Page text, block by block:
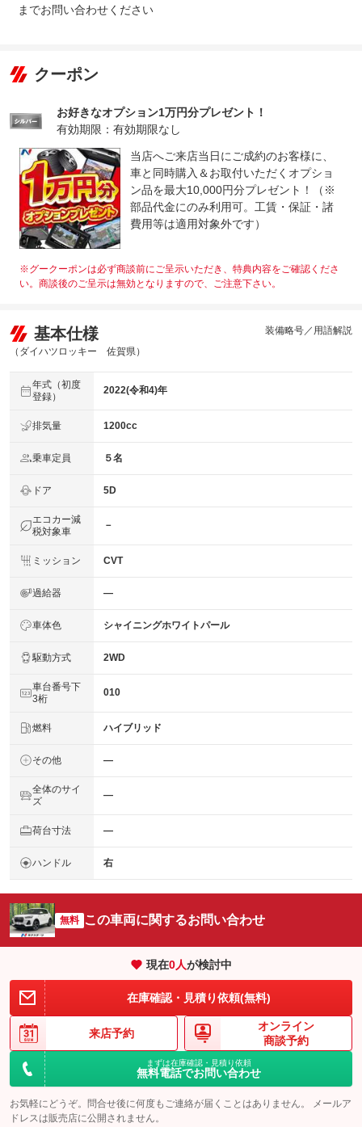
までお問い合わせください
クーポン
お好きなオプション1万円分プレゼント！
有効期限：有効期限なし
当店へご来店当日にご成約のお客様に、
車と同時購入＆お取付いただくオプショ
ン品を最大10,000円分プレゼント！（※
部品代金にのみ利用可。工賃・保証・諸
費用等は適用対象外です）
※グークーポンは必ず商談前にご呈示いただき、特典内容をご確認くださ
い。商談後のご呈示は無効となりますので、ご注意下さい。
基本仕様
（ダイハツロッキー 佐賀県）
装備略号／用語解説
年式（初度
登録）
2022(令和4)年
排気量 1200cc
乗車定員 ５名
ドア 5D
エコカー減
税対象車
－
ミッション CVT
過給器 ―
車体色 シャイニングホワイトパール
駆動方式 2WD
車台番号下
3桁
010
燃料 ハイブリッド
その他 ―
全体のサイ
ズ
―
荷台寸法 ―
ハンドル 右
無料 この車両に関するお問い合わせ
現在0人が検討中
在庫確認・見積り依頼(無料)
来店予約
オンライン
商談予約
まずは在庫確認・見積り依頼
無料電話でお問い合わせ
お気軽にどうぞ。問合せ後に何度もご連絡が届くことはありません。 メールア
ドレスは販売店に公開されません。